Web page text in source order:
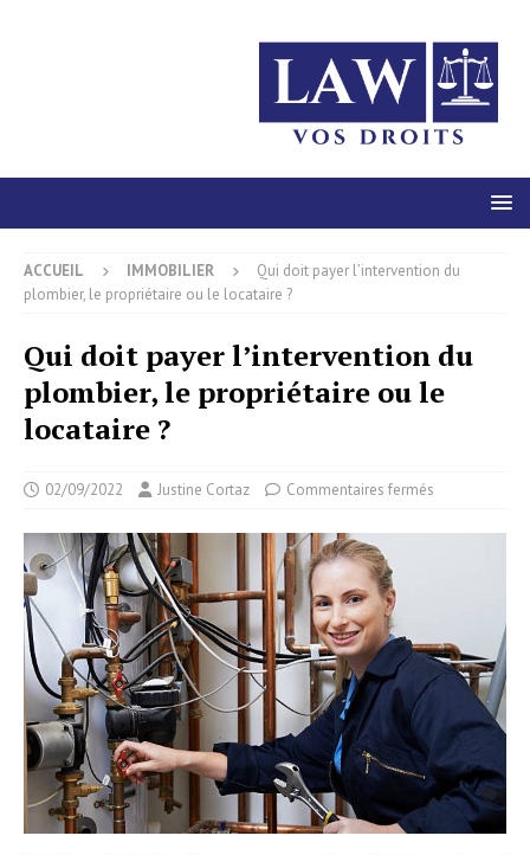
ACCUEIL IMMOBILIER
Qui doit payer l’intervention du
plombier, le propriétaire ou le locataire ?
Qui doit payer l’intervention du
plombier, le propriétaire ou le
locataire ?
02/09/2022 Justine Cortaz Commentaires fermés